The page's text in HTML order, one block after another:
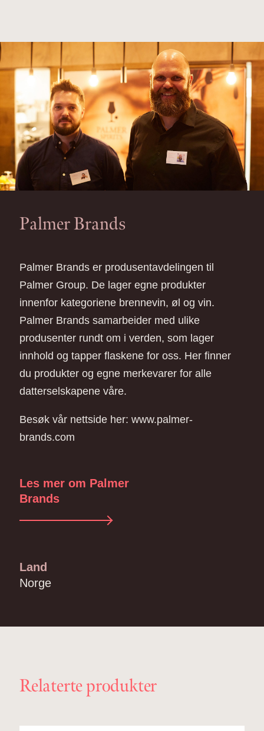
Palmer Brands
Palmer Brands er produsentavdelingen til
Palmer Group. De lager egne produkter
innenfor kategoriene brennevin, øl og vin.
Palmer Brands samarbeider med ulike
produsenter rundt om i verden, som lager
innhold og tapper flaskene for oss. Her finner
du produkter og egne merkevarer for alle
datterselskapene våre.
Besøk vår nettside her: www.palmer-
brands.com
Les mer om Palmer
Brands
Land
Norge
Relaterte produkter